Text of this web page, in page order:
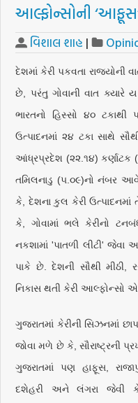
આલ્ફોન્સોની
વિશાલ શાહ |
દેશમાં કેરી પકવતા રાજ્યોની
છે, પરંતુ ગોવાની વાત ક્યારે
ભારતનો હિસ્સો ૪૦
ઉત્પાદનમાં ૨૪ ટકા સાથે
આંધ્રપ્રદેશ (૨૨.૧૪) કર્ણાટક
તમિલનાડુ (૫.૦૯)નો નંબર
કે, દેશના કુલ કેરી ઉત્પાદનમાં
કે, ગોવામાં ભલે કેરીનો
નકશામાં 'પાતળી લીટી' જેવા
પાકે છે. દેશની સૌથી મીઠી,
નિકાસ થતી કેરી આલ્ફોન્સો
ગુજરાતમાં કેરીની સિઝનમાં
જોવા મળે છે કે, સૌરાષ્ટ્રની
ગુજરાતમાં પણ હાફૂસ,
દશેહરી અને લંગરા જેવી